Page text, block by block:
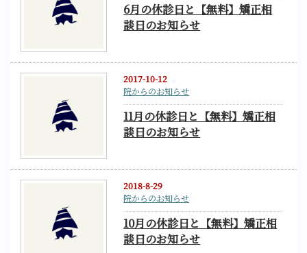
6月の休診日と【無料】矯正相
談日のお知らせ
2017-10-12
院からのお知らせ
11月の休診日と【無料】矯正相
談日のお知らせ
2018-8-29
院からのお知らせ
10月の休診日と【無料】矯正相
談日のお知らせ